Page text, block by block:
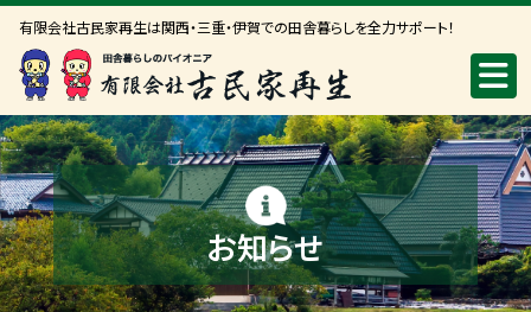
有限会社古民家再生は関西・三重・伊賀での田舎暮らしを全力サポート！
お知らせ